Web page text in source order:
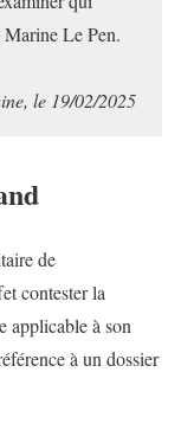
Marine Le Pen.
le 19/02/2025
de
contester la
applicable à son
à un dossier